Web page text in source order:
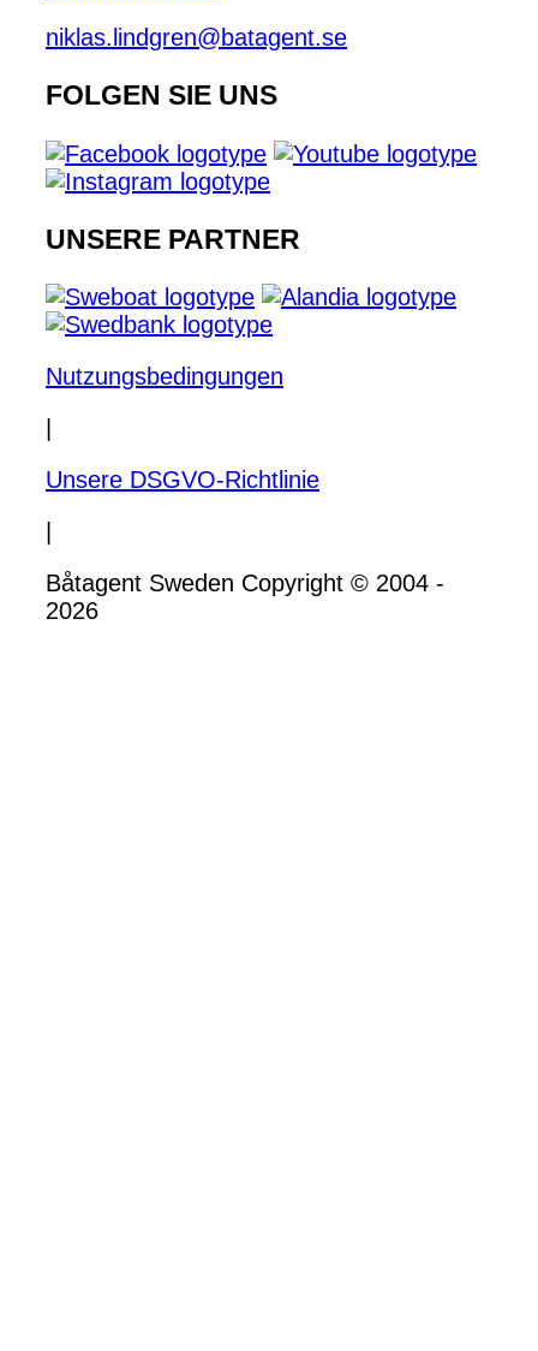
niklas.lindgren@batagent.se
FOLGEN SIE UNS
UNSERE PARTNER
Nutzungsbedingungen
Unsere DSGVO-Richtlinie
Båtagent Sweden Copyright © 2004 -
2026